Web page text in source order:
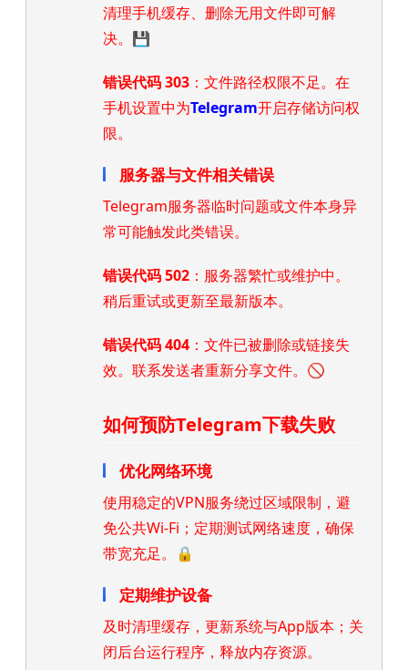
清理手机缓存、删除无用文件即可解
决。💾
错误代码 303 ：文件路径权限不足。在
手机设置中为Telegram开启存储访问权
限。
服务器与文件相关错误
Telegram服务器临时问题或文件本身异
常可能触发此类错误。
错误代码 502 ：服务器繁忙或维护中。
稍后重试或更新至最新版本。
错误代码 404 ：文件已被删除或链接失
效。联系发送者重新分享文件。🚫
如何预防Telegram下载失败
优化网络环境
使用稳定的VPN服务绕过区域限制，避
免公共Wi-Fi；定期测试网络速度，确保
带宽充足。🔒
定期维护设备
及时清理缓存，更新系统与App版本；关
闭后台运行程序，释放内存资源。